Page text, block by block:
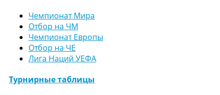
Чемпионат Мира
Отбор на ЧМ
Чемпионат Европы
Отбор на ЧЕ
Лига Наций УЕФА
Турнирные таблицы